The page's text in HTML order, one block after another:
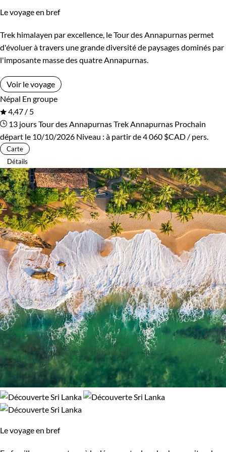
Kirghizistan
Macédoine
Malaisie
Maroc Martinique
Mauritanie Mexique
Mongolie Monténégro
Mozambique Namibie
Népal Nicaragua
Norvège Nouvelle-Zélande
Oman Ouganda
Ouzbekistan Pakistan
Palestine Panama
Pérou Philippines
Pologne Portugal
République tchèque
Itinérance
Itinérant Semi-itinérant
Environnement
Désert Forêts, collines, rivières et lacs
Haute Montagne Montagne
Neige Patrimoine et Nature
Terres Polaires Volcans
Le voyage en bref
Trek himalayen par excellence, le Tour des Annapurnas permet
d'évoluer à travers une grande diversité de paysages dominés par
l'imposante masse des quatre Annapurnas.
Voir le voyage
Népal En groupe
4,47 / 5
13 joursTour des AnnapurnasTrek Annapurnas Prochain
départ le 10/10/2026 Niveau : à partir de4 060 $CAD / pers.
Carte
Détails
Le voyage en bref